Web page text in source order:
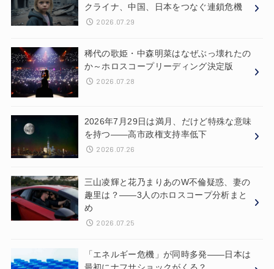
クライナ、中国、日本をつなぐ連鎖危機
2026.07.29
稀代の歌姫・中森明菜はなぜぶっ壊れたの
か～ホロスコープリーディング決定版
2026.07.28
2026年7月29日は満月、だけど特殊な意味
を持つ——高市政権支持率低下
2026.07.26
三山凌輝と花乃まりあのW不倫疑惑、妻の
趣里は？——3人のホロスコープ分析まと
め
2026.07.25
「エネルギー危機」が同時多発——日本は